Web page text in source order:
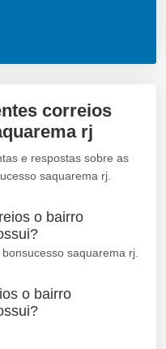
correios
rj
e respostas sobre as
saquarema rj.
o bairro
saquarema rj.
o bairro